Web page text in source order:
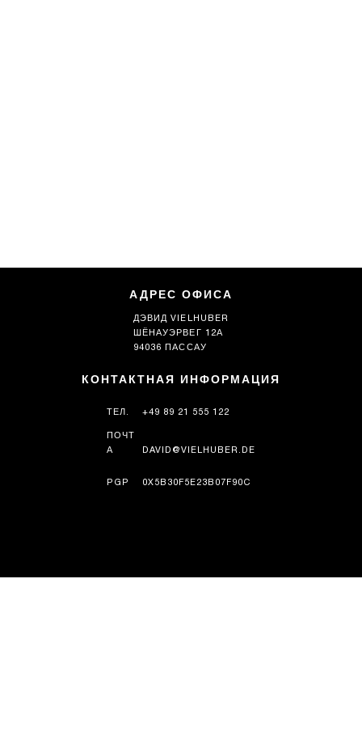
АДРЕС ОФИСА
ДЭВИД VIELHUBER
ШЁНАУЭРВЕГ 12А
94036 ПАССАУ
КОНТАКТНАЯ ИНФОРМАЦИЯ
ТЕЛ. +49 89 21 555 122
ПОЧТ
А
DAVID@VIELHUBER.DE
PGP 0X5B30F5E23B07F90C